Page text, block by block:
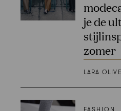
je de
zomer
LARA
FASHION